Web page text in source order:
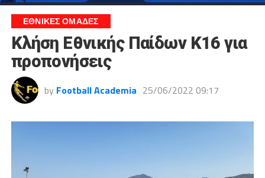
ΕΘΝΙΚΕΣ ΟΜΑΔΕΣ
Κλήση Εθνικής Παίδων Κ16 για
προπονήσεις
by Football Academia 25/06/2022 09:17